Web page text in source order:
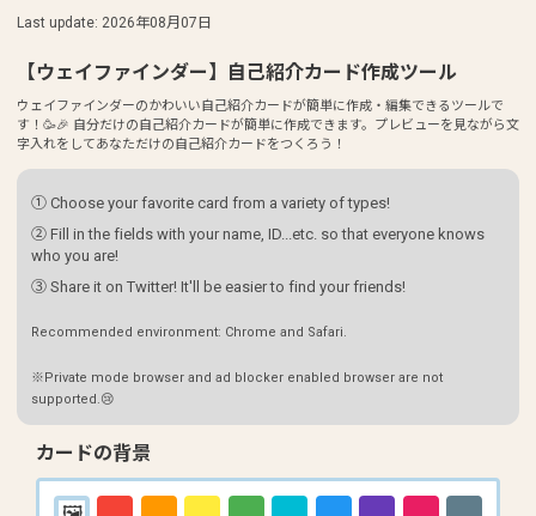
Last update: 2026年08月07日
【ウェイファインダー】自己紹介カード作成ツール
ウェイファインダーのかわいい自己紹介カードが簡単に作成・編集できるツールで
す！🥳🎉 自分だけの自己紹介カードが簡単に作成できます。プレビューを見ながら文
字入れをしてあなただけの自己紹介カードをつくろう！
① Choose your favorite card from a variety of types!
② Fill in the fields with your name, ID...etc. so that everyone knows
who you are!
③ Share it on Twitter! It'll be easier to find your friends!
Recommended environment: Chrome and Safari.
※Private mode browser and ad blocker enabled browser are not
supported.😢
カードの背景